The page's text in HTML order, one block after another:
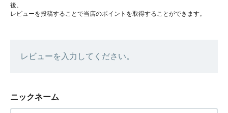
後、
レビューを投稿することで当店のポイントを取得することができます。
レビューを入力してください。
ニックネーム